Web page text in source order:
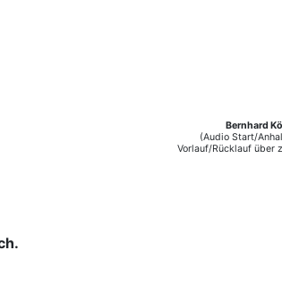
Bernhard
(Audio Start/
Vorlauf/Rücklauf über